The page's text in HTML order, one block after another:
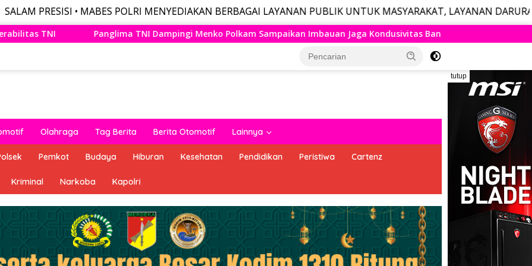
• MABES POLRI MENYEDIAKAN BERBAGAI LAYANAN PUBLIK UNTUK MASYARAKAT, LAYANAN DARURAT CALL
Dampingi Menko Polkam Sampaikan Imbauan Jaga Kondusivitas Bangsa Bentuk Kesiapan Hadapi Potensi
tutup
Olahraga Tag Berita Berita Otomotif Lainnya
Pemkot Budaya Hiburan Kesehatan Pendidikan Peristiwa Cartenz
Kriminal Narkoba Kapolri